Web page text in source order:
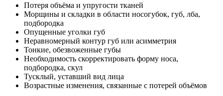
Потеря объёма и упругости тканей
Морщины и складки в области носогубок, губ, лба,
подбородка
Опущенные уголки губ
Неравномерный контур губ или асимметрия
Тонкие, обезвоженные губы
Необходимость скорректировать форму носа,
подбородка, скул
Тусклый, уставший вид лица
Возрастные изменения, связанные с потерей объёмов